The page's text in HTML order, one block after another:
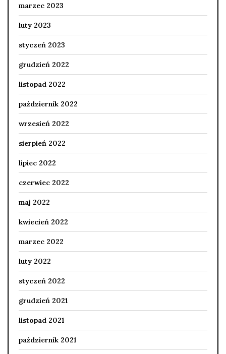
marzec 2023
luty 2023
styczeń 2023
grudzień 2022
listopad 2022
październik 2022
wrzesień 2022
sierpień 2022
lipiec 2022
czerwiec 2022
maj 2022
kwiecień 2022
marzec 2022
luty 2022
styczeń 2022
grudzień 2021
listopad 2021
październik 2021